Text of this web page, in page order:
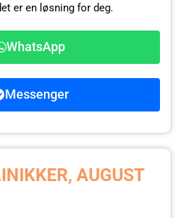
er en løsning for deg.
WhatsApp
Messenger
AUGUST